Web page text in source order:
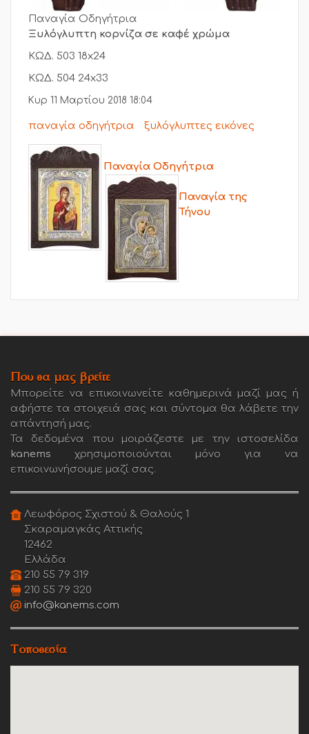
Παναγία Οδηγήτρια
Ξυλόγλυπτη κορνίζα σε καφέ χρώμα
ΚΩΔ. 503 18x24
ΚΩΔ. 504 24x33
Κυρ 11 Μαρτίου 2018 18:04
παναγία οδηγήτρια ξυλόγλυπτες εικόνες
Παναγία Οδηγήτρια
Παναγία της
Τήνου
Που θα μας βρείτε
Μπορείτε να επικοινωνείτε καθημερινά μαζί μας ή
αφήστε τα στοιχειά σας και σύντομα θα λάβετε την
απάντησή μας.
Τα δεδομένα που μοιράζεστε με την ιστοσελίδα
kanems χρησιμοποιούνται μόνο για να
επικοινωνήσουμε μαζί σας.
Λεωφόρος Σχιστού & Θαλούς 1
Σκαραμαγκάς Αττικής
12462
Ελλάδα
210 55 79 319
210 55 79 320
info@kanems.com
Τοποθεσία